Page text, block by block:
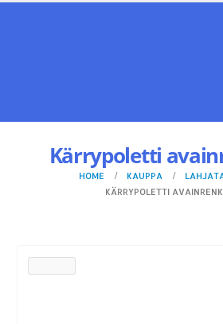
Kärrypoletti
HOME KAUPPA
KÄRRYPOLETTI